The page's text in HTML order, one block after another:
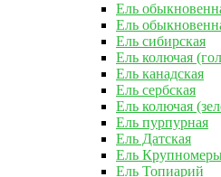
Ель
Ель
Ель сибирская
Ель колючая
Ель канадская
Ель сербская
Ель колючая
Ель пурпурная
Ель Датская
Ель
Ель Топиарий